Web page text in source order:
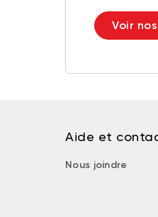
Voir
Aide et
Nous joindre